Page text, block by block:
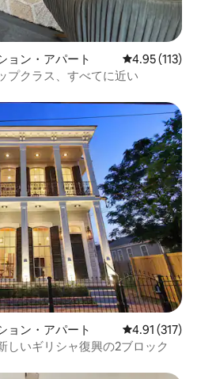
ョン・アパート レビュー113
4.95 (113)
プクラス、すべてに近い
ョン・アパート レビュー317
4.91 (317)
しいギリシャ復興の2ブロック